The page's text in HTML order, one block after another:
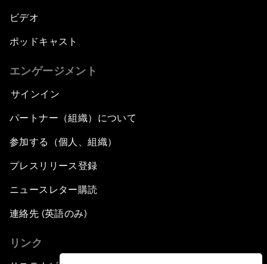
ビデオ
ポッドキャスト
エンゲージメント
サインイン
パートナー（組織）について
参加する（個人、組織）
プレスリリース登録
ニュースレター購読
連絡先 (英語のみ)
リンク